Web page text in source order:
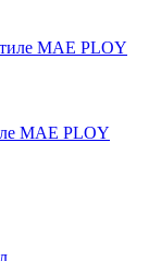
MAE PLOY